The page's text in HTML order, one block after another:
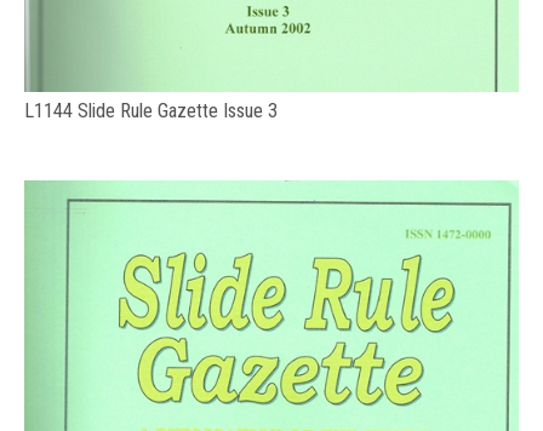
L1144 Slide Rule Gazette Issue 3